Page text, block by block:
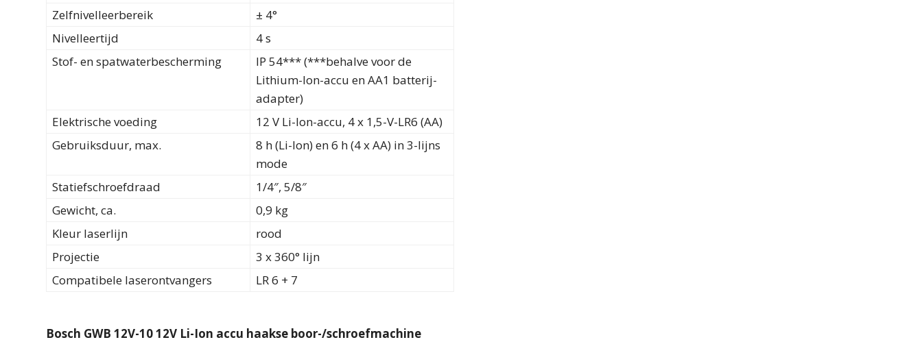
Zelfnivelleerbereik
± 4°
Nivelleertijd
4 s
Stof- en spatwaterbescherming
IP 54*** (***behalve voor de
Lithium-Ion-accu en AA1 batterij-
adapter)
Elektrische voeding
12 V Li-Ion-accu, 4 x 1,5-V-LR6 (AA)
Gebruiksduur, max.
8 h (Li-Ion) en 6 h (4 x AA) in 3-lijns
mode
Statiefschroefdraad
1/4″, 5/8″
Gewicht, ca.
0,9 kg
Kleur laserlijn
rood
Projectie
3 x 360° lijn
Compatibele laserontvangers
LR 6 + 7
Bosch GWB 12V-10 12V Li-Ion accu haakse boor-/schroefmachine